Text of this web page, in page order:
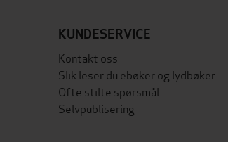
KUNDESERVICE
Kontakt oss
Slik leser du ebøker og lydbøker
Ofte stilte spørsmål
Selvpublisering